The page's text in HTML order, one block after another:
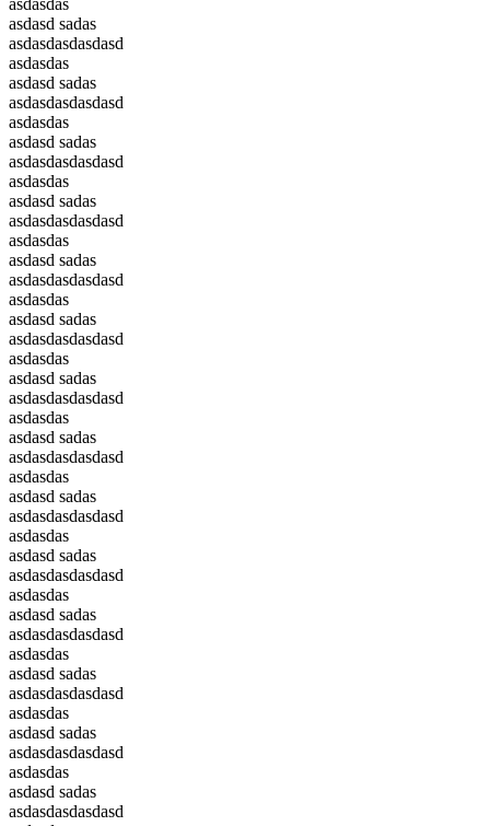
asdasdas
asdasd sadas
asdasdasdasdasd
asdasdas
asdasd sadas
asdasdasdasdasd
asdasdas
asdasd sadas
asdasdasdasdasd
asdasdas
asdasd sadas
asdasdasdasdasd
asdasdas
asdasd sadas
asdasdasdasdasd
asdasdas
asdasd sadas
asdasdasdasdasd
asdasdas
asdasd sadas
asdasdasdasdasd
asdasdas
asdasd sadas
asdasdasdasdasd
asdasdas
asdasd sadas
asdasdasdasdasd
asdasdas
asdasd sadas
asdasdasdasdasd
asdasdas
asdasd sadas
asdasdasdasdasd
asdasdas
asdasd sadas
asdasdasdasdasd
asdasdas
asdasd sadas
asdasdasdasdasd
asdasdas
asdasd sadas
asdasdasdasdasd